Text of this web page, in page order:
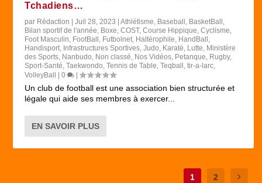
Tchadiens…
par Rédaction |Juil 28, 2023 |Athlétisme, Baseball , BasketBall ,
Bilan sportif de l'année, Boxe,COST,Course Hippique,Cyclisme,
Foot Masculin, FootBall , Futbolnet, Haltérophile, HandBall ,
Handisport, Infrastructures Sportives,Judo, Karaté, Lutte, Ministère
des Sports, Nanbudo, Non classé, Nos Vidéos, Petanque, Rugby,
Sport-Santé,Taekwondo,Tennis de Table,Teqball ,tir-a-larc,
VolleyBall
|0 |
Un club de football est une association bien structurée et
légale qui aide ses membres à exercer...
EN SAVOIR PLUS
1 2